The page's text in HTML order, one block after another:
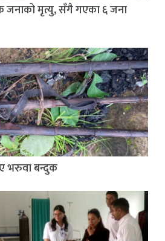
जनाको मृत्यु, सँगै गएका ६ जना
भरुवा बन्दुक